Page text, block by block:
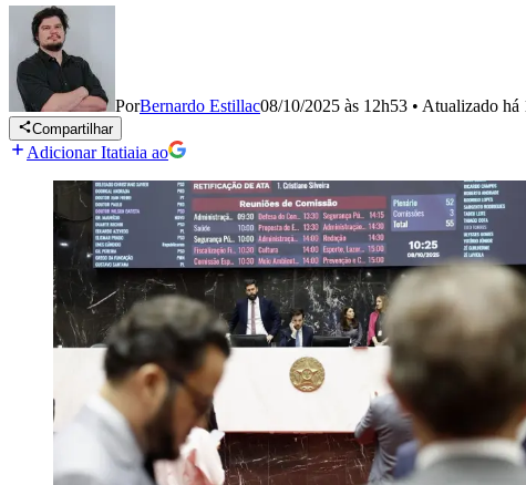
PorBernardo Estillac08/10/2025 às 12h53 • Atualizado há
Compartilhar
Adicionar Itatiaia ao